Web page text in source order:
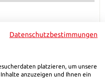
Datenschutzbestimmungen
platzieren, um unsere
anzuzeigen und Ihnen ein